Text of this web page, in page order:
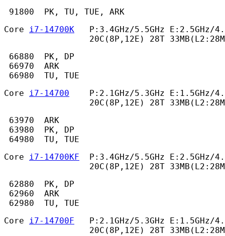
91800  PK, TU, TUE, ARK
Core i7-14700K
P:3.4GHz/5.5GHz E:2.5GHz/
20C(8P,12E) 28T
66880  PK, DP
66970  ARK
66980  TU, TUE
Core i7-14700
P:2.1GHz/5.3GHz E:1.5GHz/
20C(8P,12E) 28T
63970  ARK
63980  PK, DP
64980  TU, TUE
Core i7-14700KF
P:3.4GHz/5.5GHz E:2.5GHz/
20C(8P,12E) 28T
62880  PK, DP
62960  ARK
62980  TU, TUE
Core i7-14700F
P:2.1GHz/5.3GHz E:1.5GHz/
20C(8P,12E) 28T